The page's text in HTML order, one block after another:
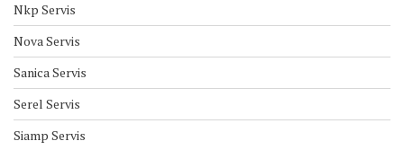
Nkp Servis
Nova Servis
Sanica Servis
Serel Servis
Siamp Servis